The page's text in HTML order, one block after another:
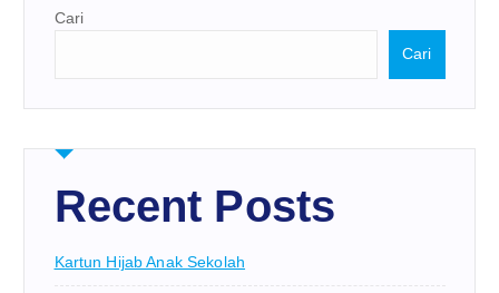
Cari
Cari
Recent Posts
Kartun Hijab Anak Sekolah